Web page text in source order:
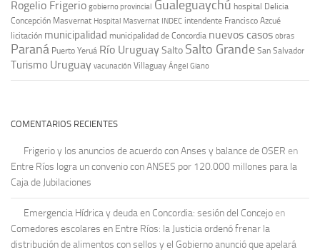
Rogelio Frigerio gobierno provincial Gualeguaychú hospital Delicia
Concepción Masvernat Hospital Masvernat INDEC intendente Francisco Azcué
licitación municipalidad municipalidad de Concordia nuevos casos obras
Paraná Puerto Yeruá Río UruguaySalto Salto Grande San Salvador
Turismo Uruguay vacunación Villaguay Ángel Giano
COMENTARIOS RECIENTES
Frigerio y los anuncios de acuerdo con Anses y balance de OSER en
Entre Ríos logra un convenio con ANSES por 120.000 millones para la
Caja de Jubilaciones
Emergencia Hídrica y deuda en Concordia: sesión del Concejo en
Comedores escolares en Entre Ríos: la Justicia ordenó frenar la
distribución de alimentos con sellos y el Gobierno anunció que apelará